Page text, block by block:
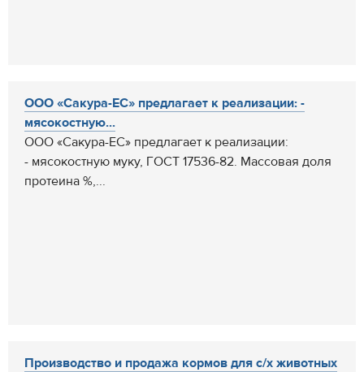
ООО «Сакура-ЕС» предлагает к реализации: -
мясокостную...
ООО «Сакура-ЕС» предлагает к реализации:
- мясокостную муку, ГОСТ 17536-82. Массовая доля
протеина %,...
Производство и продажа кормов для с/х животных